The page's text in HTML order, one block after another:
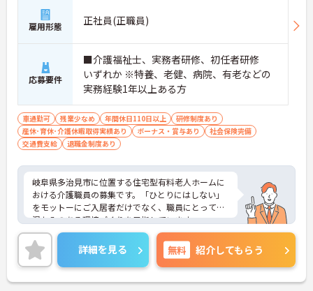
の対応や専門的な医療処置は看護師が担当するため
負担が減ります
・介護スタッフと看護スタッフの比率が1対1で相談
しやすく、初任者研修や実務者研修からでも着実に
専門性を高められます
＜残業月7時間以下で身体の負担を軽減！＞
・常勤で働くスタッフの比率が90パーセント以上と
高く、急なシフト変更や無理な長時間勤務が発生し
にくい人員体制です
・訪問スケジュールに沿って施設内でのケアを行う
ため、月平均の残業時間は5時間から7時間程度とか
なり少なめに抑えられます
編成が組まれており、しっかりと休息を取りながら
長期的な就業が可能です
＜評価制度でキャリアアップ＞
・介護福祉士や初任者研修などの資格や実務経験、
夜勤回数がしっかりと給与に反映されるためモチベ
ーションを維持できます
・年次を問わずリーダーや主任などのマネジメント
職へ昇格する事例も多数あり、腰を据えて長期的な
キャリア形成が可能です
雇用形態 正社員(正職員)
応募要件
■介護福祉士、実務者研修、初任者研修
いずれか ※特養、老健、病院、有老などの
実務経験1年以上ある方
車通勤可 残業少なめ 年間休日110日以上
研修制度あり
産休･育休･介護休暇取得実績あり
ボーナス・賞与あり
社会保険完備
交通費支給
退職金制度あり
岐阜県多治見市に位置する住宅型有料老人ホームに
おける介護職員の募集です。「ひとりにはしない」
をモットーにご入居者だけでなく、職員にとっても
温かみのある環境づくりを目指しています。
ご利用者一人ひとりに寄り添って介護サービスを提
供していただける方を募集しています。これまでの
介護業務を活かしながら業務できる職場環境です。
ご興味のある方には、面接対策ポイントなど、さら
に詳細をお話しいたしますのでお気軽にご相談くだ
詳細を見る 無料 紹介してもらう